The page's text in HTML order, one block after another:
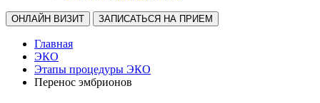
ОНЛАЙН ВИЗИТ ЗАПИСАТЬСЯ НА ПРИЕМ
Главная
ЭКО
Этапы процедуры ЭКО
Перенос эмбрионов